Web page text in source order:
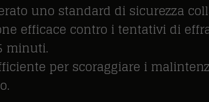
uno standard di sicurezza
efficace contro i tentativi di
minuti.
per scoraggiare i